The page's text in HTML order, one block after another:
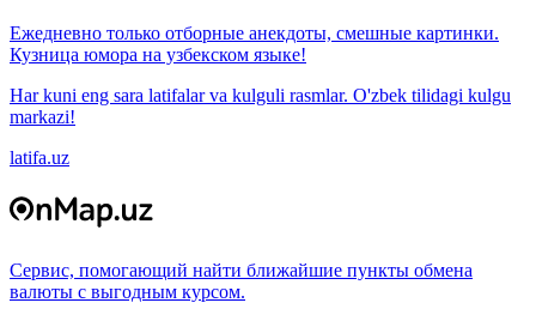
Ежедневно только отборные анекдоты, смешные картинки.
Кузница юмора на узбекском языке!
Har kuni eng sara latifalar va kulguli rasmlar. O'zbek tilidagi kulgu
markazi!
latifa.uz
Сервис, помогающий найти ближайшие пункты обмена
валюты с выгодным курсом.